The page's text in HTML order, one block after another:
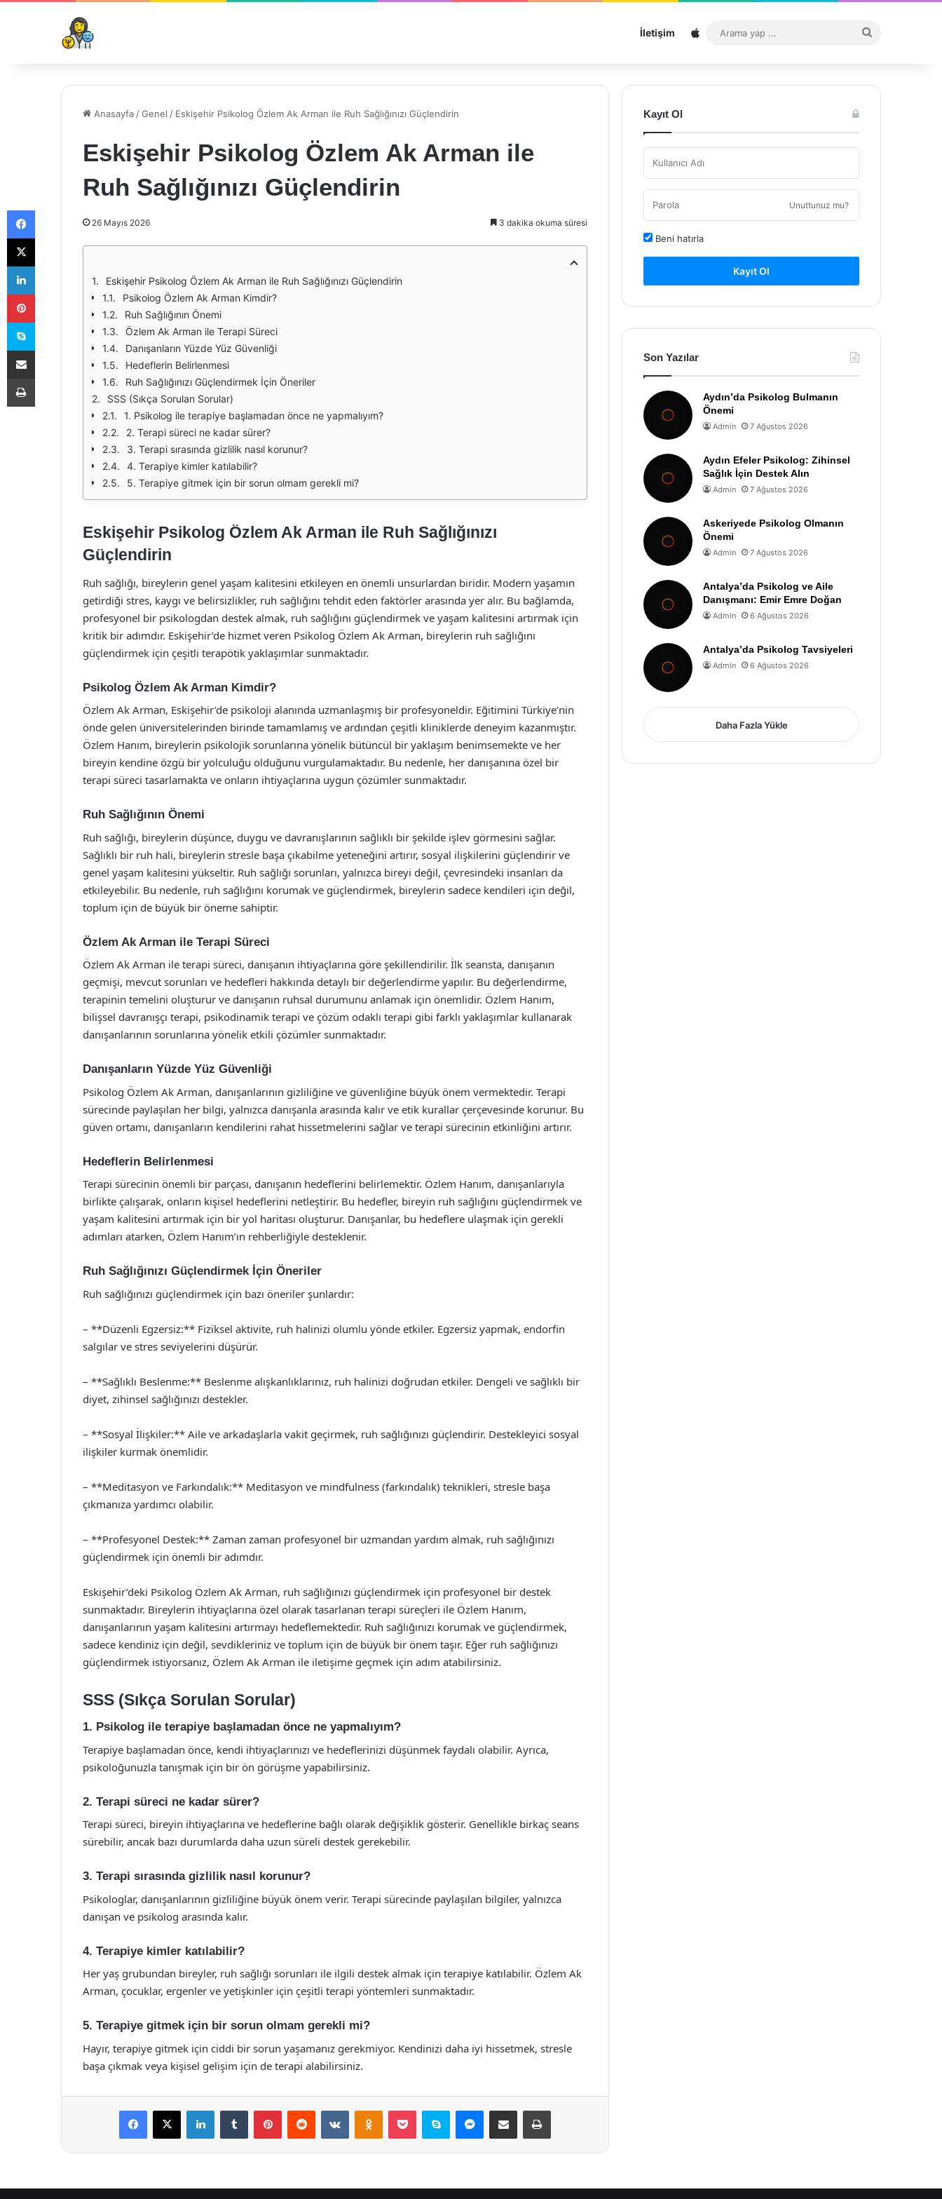
İletişim Sitemap
...
Anasayfa /Genel / Eskişehir Psikolog Özlem Ak Arman ile Ruh Sağlığınızı Güçlendirin
Eskişehir Psikolog Özlem Ak Arman ile
Ruh Sağlığınızı Güçlendirin
26 Mayıs 2026 3 dakika okuma süresi
Eskişehir Psikolog Özlem Ak Arman ile Ruh Sağlığınızı Güçlendirin
Psikolog Özlem Ak Arman Kimdir?
Ruh Sağlığının Önemi
Özlem Ak Arman ile Terapi Süreci
Danışanların Yüzde Yüz Güvenliği
Hedeflerin Belirlenmesi
Ruh Sağlığınızı Güçlendirmek İçin Öneriler
SSS (Sıkça Sorulan Sorular)
1. Psikolog ile terapiye başlamadan önce ne yapmalıyım?
2. Terapi süreci ne kadar sürer?
3. Terapi sırasında gizlilik nasıl korunur?
4. Terapiye kimler katılabilir?
5. Terapiye gitmek için bir sorun olmam gerekli mi?
Eskişehir Psikolog Özlem Ak Arman ile Ruh Sağlığınızı
Güçlendirin
Ruh sağlığı, bireylerin genel yaşam kalitesini etkileyen en önemli unsurlardan biridir. Modern yaşamın
getirdiği stres, kaygı ve belirsizlikler, ruh sağlığını tehdit eden faktörler arasında yer alır. Bu bağlamda,
profesyonel bir psikologdan destek almak, ruh sağlığını güçlendirmek ve yaşam kalitesini artırmak için
kritik bir adımdır. Eskişehir’de hizmet veren Psikolog Özlem Ak Arman, bireylerin ruh sağlığını
güçlendirmek için çeşitli terapötik yaklaşımlar sunmaktadır.
Psikolog Özlem Ak Arman Kimdir?
Özlem Ak Arman, Eskişehir’de psikoloji alanında uzmanlaşmış bir profesyoneldir. Eğitimini Türkiye’nin
önde gelen üniversitelerinden birinde tamamlamış ve ardından çeşitli kliniklerde deneyim kazanmıştır.
Özlem Hanım, bireylerin psikolojik sorunlarına yönelik bütüncül bir yaklaşım benimsemekte ve her
bireyin kendine özgü bir yolculuğu olduğunu vurgulamaktadır. Bu nedenle, her danışanına özel bir
terapi süreci tasarlamakta ve onların ihtiyaçlarına uygun çözümler sunmaktadır.
Ruh Sağlığının Önemi
Ruh sağlığı, bireylerin düşünce, duygu ve davranışlarının sağlıklı bir şekilde işlev görmesini sağlar.
Sağlıklı bir ruh hali, bireylerin stresle başa çıkabilme yeteneğini artırır, sosyal ilişkilerini güçlendirir ve
genel yaşam kalitesini yükseltir. Ruh sağlığı sorunları, yalnızca bireyi değil, çevresindeki insanları da
etkileyebilir. Bu nedenle, ruh sağlığını korumak ve güçlendirmek, bireylerin sadece kendileri için değil,
toplum için de büyük bir öneme sahiptir.
Özlem Ak Arman ile Terapi Süreci
Özlem Ak Arman ile terapi süreci, danışanın ihtiyaçlarına göre şekillendirilir. İlk seansta, danışanın
geçmişi, mevcut sorunları ve hedefleri hakkında detaylı bir değerlendirme yapılır. Bu değerlendirme,
terapinin temelini oluşturur ve danışanın ruhsal durumunu anlamak için önemlidir. Özlem Hanım,
bilişsel davranışçı terapi, psikodinamik terapi ve çözüm odaklı terapi gibi farklı yaklaşımlar kullanarak
danışanlarının sorunlarına yönelik etkili çözümler sunmaktadır.
Danışanların Yüzde Yüz Güvenliği
Psikolog Özlem Ak Arman, danışanlarının gizliliğine ve güvenliğine büyük önem vermektedir. Terapi
sürecinde paylaşılan her bilgi, yalnızca danışanla arasında kalır ve etik kurallar çerçevesinde korunur. Bu
güven ortamı, danışanların kendilerini rahat hissetmelerini sağlar ve terapi sürecinin etkinliğini artırır.
Hedeflerin Belirlenmesi
Terapi sürecinin önemli bir parçası, danışanın hedeflerini belirlemektir. Özlem Hanım, danışanlarıyla
birlikte çalışarak, onların kişisel hedeflerini netleştirir. Bu hedefler, bireyin ruh sağlığını güçlendirmek ve
yaşam kalitesini artırmak için bir yol haritası oluşturur. Danışanlar, bu hedeflere ulaşmak için gerekli
adımları atarken, Özlem Hanım’ın rehberliğiyle desteklenir.
Ruh Sağlığınızı Güçlendirmek İçin Öneriler
Ruh sağlığınızı güçlendirmek için bazı öneriler şunlardır:
– **Düzenli Egzersiz:** Fiziksel aktivite, ruh halinizi olumlu yönde etkiler. Egzersiz yapmak, endorfin
salgılar ve stres seviyelerini düşürür.
– **Sağlıklı Beslenme:** Beslenme alışkanlıklarınız, ruh halinizi doğrudan etkiler. Dengeli ve sağlıklı bir
diyet, zihinsel sağlığınızı destekler.
– **Sosyal İlişkiler:** Aile ve arkadaşlarla vakit geçirmek, ruh sağlığınızı güçlendirir. Destekleyici sosyal
ilişkiler kurmak önemlidir.
– **Meditasyon ve Farkındalık:** Meditasyon ve mindfulness (farkındalık) teknikleri, stresle başa
çıkmanıza yardımcı olabilir.
– **Profesyonel Destek:** Zaman zaman profesyonel bir uzmandan yardım almak, ruh sağlığınızı
güçlendirmek için önemli bir adımdır.
Eskişehir’deki Psikolog Özlem Ak Arman, ruh sağlığınızı güçlendirmek için profesyonel bir destek
sunmaktadır. Bireylerin ihtiyaçlarına özel olarak tasarlanan terapi süreçleri ile Özlem Hanım,
danışanlarının yaşam kalitesini artırmayı hedeflemektedir. Ruh sağlığınızı korumak ve güçlendirmek,
sadece kendiniz için değil, sevdikleriniz ve toplum için de büyük bir önem taşır. Eğer ruh sağlığınızı
güçlendirmek istiyorsanız, Özlem Ak Arman ile iletişime geçmek için adım atabilirsiniz.
SSS (Sıkça Sorulan Sorular)
1. Psikolog ile terapiye başlamadan önce ne yapmalıyım?
Terapiye başlamadan önce, kendi ihtiyaçlarınızı ve hedeflerinizi düşünmek faydalı olabilir. Ayrıca,
psikoloğunuzla tanışmak için bir ön görüşme yapabilirsiniz.
2. Terapi süreci ne kadar sürer?
Terapi süreci, bireyin ihtiyaçlarına ve hedeflerine bağlı olarak değişiklik gösterir. Genellikle birkaç seans
sürebilir, ancak bazı durumlarda daha uzun süreli destek gerekebilir.
3. Terapi sırasında gizlilik nasıl korunur?
Psikologlar, danışanlarının gizliliğine büyük önem verir. Terapi sürecinde paylaşılan bilgiler, yalnızca
danışan ve psikolog arasında kalır.
4. Terapiye kimler katılabilir?
Her yaş grubundan bireyler, ruh sağlığı sorunları ile ilgili destek almak için terapiye katılabilir. Özlem Ak
Arman, çocuklar, ergenler ve yetişkinler için çeşitli terapi yöntemleri sunmaktadır.
5. Terapiye gitmek için bir sorun olmam gerekli mi?
Hayır, terapiye gitmek için ciddi bir sorun yaşamanız gerekmiyor. Kendinizi daha iyi hissetmek, stresle
başa çıkmak veya kişisel gelişim için de terapi alabilirsiniz.
Facebook
X LinkedInTumblr PinterestReddit VKontakteOdnoklassniki
Pocket Skype Messenger
E-Posta ile paylaş Yazdır
Kayıt Ol
Unuttunuz mu?
Beni hatırla
Kayıt Ol
Son Yazılar
Aydın’da Psikolog Bulmanın
Önemi
Admin 7 Ağustos 2026
Aydın Efeler Psikolog: Zihinsel
Sağlık İçin Destek Alın
Admin 7 Ağustos 2026
Askeriyede Psikolog Olmanın
Önemi
Admin 7 Ağustos 2026
Antalya’da Psikolog ve Aile
Danışmanı: Emir Emre Doğan
Admin 6 Ağustos 2026
Antalya’da Psikolog Tavsiyeleri
Admin 6 Ağustos 2026
Daha Fazla Yükle
Facebook
X
LinkedIn
Pinterest
Skype
E-Posta ile paylaş